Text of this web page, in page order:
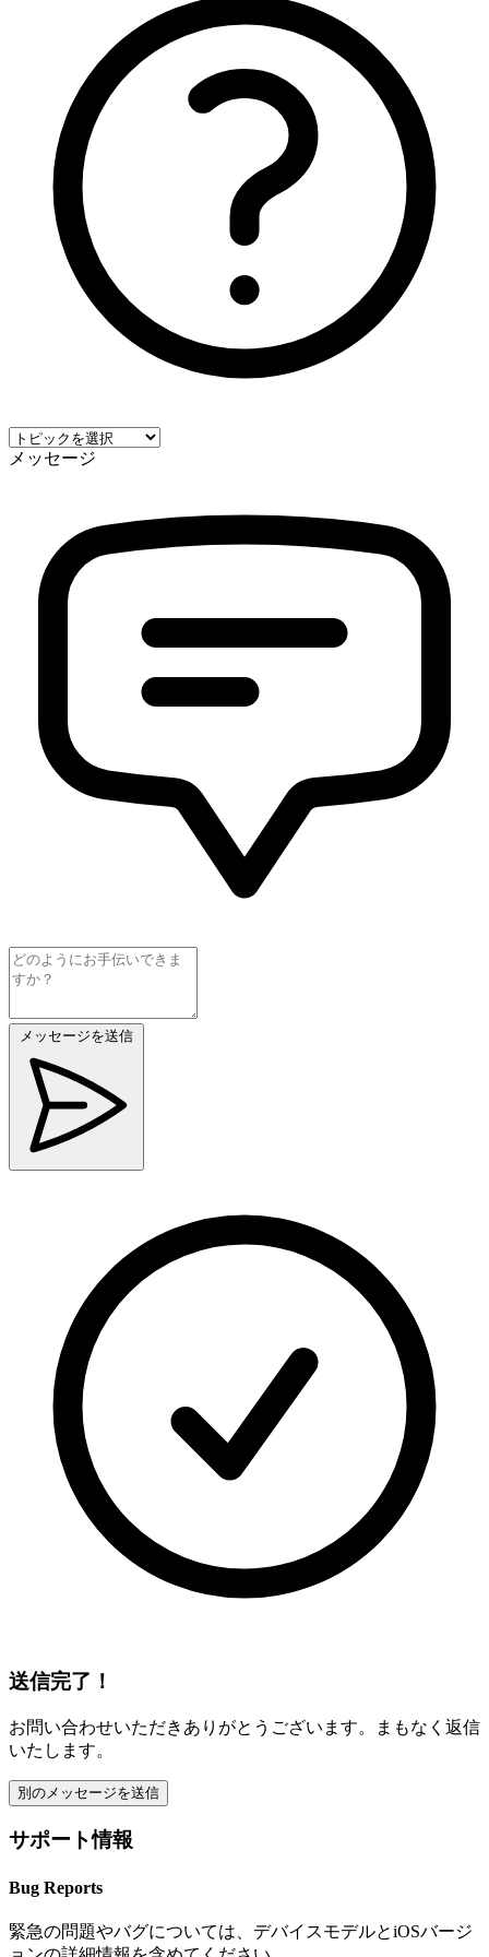
メッセージ
メッセージを送信
送信完了！
お問い合わせいただきありがとうございます。まもなく返信
いたします。
別のメッセージを送信
サポート情報
Bug Reports
緊急の問題やバグについては、デバイスモデルとiOSバージ